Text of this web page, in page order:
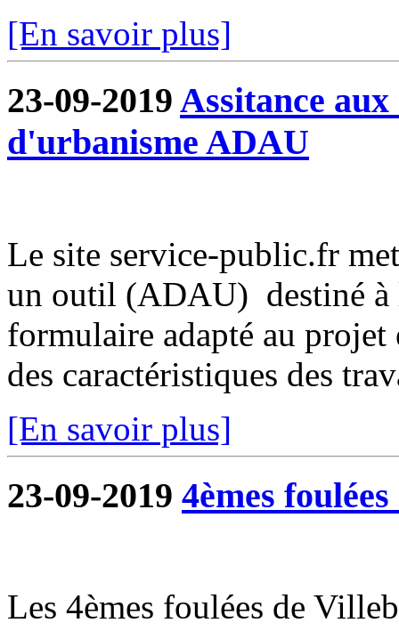
[En savoir plus]
23-09-2019 Assitance
d'urbanisme ADAU
Le site service-public.fr
un outil (ADAU) destiné à
formulaire adapté au
des caractéristiques des
[En savoir plus]
23-09-2019 4èmes
Les 4èmes foulées de